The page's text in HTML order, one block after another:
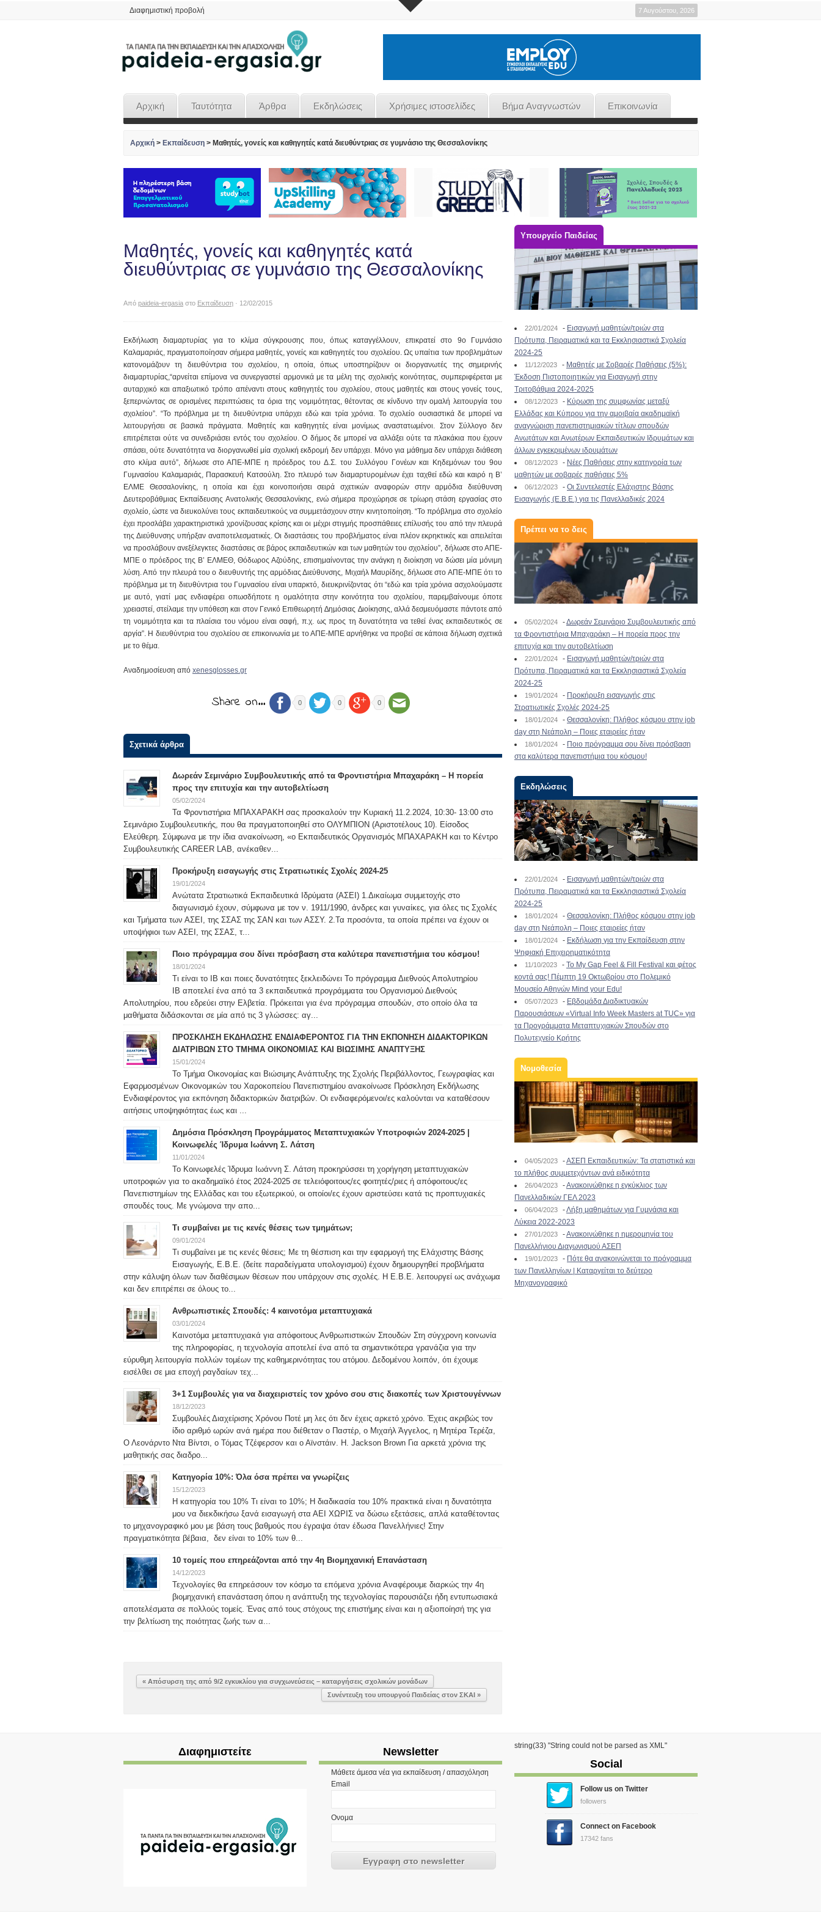
Διαφημιστική προβολή 7 Αυγούστου, 2026
Αρχική Ταυτότητα Άρθρα Εκδηλώσεις Χρήσιμες ιστοσελίδες Βήμα Αναγνωστών Επικοινωνία
Αρχική > Εκπαίδευση > Μαθητές, γονείς και καθηγητές κατά διευθύντριας σε γυμνάσιο της Θεσσαλονίκης
Μαθητές, γονείς και καθηγητές κατά
διευθύντριας σε γυμνάσιο της Θεσσαλονίκης
Από paideia-ergasia στο Εκπαίδευση · 12/02/2015
Εκδήλωση διαμαρτυρίας για το κλίμα σύγκρουσης που, όπως καταγγέλλουν, επικρατεί στο 9ο Γυμνάσιο
Καλαμαριάς, πραγματοποίησαν σήμερα μαθητές, γονείς και καθηγητές του σχολείου. Ως υπαίτια των προβλημάτων
κατονομάζουν τη διευθύντρια του σχολείου, η οποία, όπως υποστηρίζουν οι διοργανωτές της σημερινής
διαμαρτυρίας,“αρνείται επίμονα να συνεργαστεί αρμονικά με τα μέλη της σχολικής κοινότητας, συμπεριφέρεται με
αυταρχικό και απαξιωτικό τρόπο απέναντι στους καθηγητές του σχολείου, στους μαθητές και στους γονείς τους,
ξεπερνώντας σε ορισμένες περιπτώσεις τα όρια της νομιμότητας, θέτοντας σε κίνδυνο την ομαλή λειτουργία του
σχολείου”. “Το πρόβλημα με τη διευθύντρια υπάρχει εδώ και τρία χρόνια. Το σχολείο ουσιαστικά δε μπορεί να
λειτουργήσει σε βασικά πράγματα. Μαθητές και καθηγητές είναι μονίμως αναστατωμένοι. Στον Σύλλογο δεν
επιτρέπεται ούτε να συνεδριάσει εντός του σχολείου. Ο δήμος δε μπορεί να αλλάξει ούτε τα πλακάκια που έχουν
σπάσει, ούτε δυνατότητα να διοργανωθεί μία σχολική εκδρομή δεν υπάρχει. Μόνο για μάθημα δεν υπάρχει διάθεση
στο κλίμα αυτό”, δήλωσε στο ΑΠΕ-ΜΠΕ η πρόεδρος του Δ.Σ. του Συλλόγου Γονέων και Κηδεμόνων του 9ου
Γυμνασίου Καλαμαριάς, Παρασκευή Κατσούλη. Στο πλευρό των διαμαρτυρομένων έχει ταχθεί εδώ και καιρό η Β’
ΕΛΜΕ Θεσσαλονίκης, η οποία και έχει κοινοποιήσει σειρά σχετικών αναφορών στην αρμόδια διεύθυνση
Δευτεροβάθμιας Εκπαίδευσης Ανατολικής Θεσσαλονίκης, ενώ σήμερα προχώρησε σε τρίωρη στάση εργασίας στο
σχολείο, ώστε να διευκολύνει τους εκπαιδευτικούς να συμμετάσχουν στην κινητοποίηση. “Το πρόβλημα στο σχολείο
έχει προσλάβει χαρακτηριστικά χρονίζουσας κρίσης και οι μέχρι στιγμής προσπάθειες επίλυσής του από την πλευρά
της Διεύθυνσης υπήρξαν αναποτελεσματικές. Οι διαστάσεις του προβλήματος είναι πλέον εκρηκτικές και απειλείται
να προσλάβουν ανεξέλεγκτες διαστάσεις σε βάρος εκπαιδευτικών και των μαθητών του σχολείου”, δήλωσε στο ΑΠΕ-
ΜΠΕ ο πρόεδρος της Β’ ΕΛΜΕΘ, Θόδωρος Αζούδης, επισημαίνοντας την ανάγκη η διοίκηση να δώσει μία μόνιμη
λύση. Από την πλευρά του ο διευθυντής της αρμόδιας Διεύθυνσης, Μιχαήλ Μαυρίδης, δήλωσε στο ΑΠΕ-ΜΠΕ ότι το
πρόβλημα με τη διευθύντρια του Γυμνασίου είναι υπαρκτό, διευκρινίζοντας ότι “εδώ και τρία χρόνια ασχολούμαστε
με αυτό, γιατί μας ενδιαφέρει οπωσδήποτε η ομαλότητα στην κοινότητα του σχολείου, παρεμβαίνουμε όποτε
χρειαστεί, στείλαμε την υπόθεση και στον Γενικό Επιθεωρητή ∆ηµόσιας ∆ιοίκησης, αλλά δεσμευόμαστε πάντοτε από
τη νομιμότητα και τα πλαίσια του νόμου είναι σαφή, π.χ. ως προς τη δυνατότητα να τεθεί ένας εκπαιδευτικός σε
αργία”. Η διευθύντρια του σχολείου σε επικοινωνία με το ΑΠΕ-ΜΠΕ αρνήθηκε να προβεί σε κάποια δήλωση σχετικά
με το θέμα.
Αναδημοσίευση από xenesglosses.gr
Share on… 0 0 0
Σχετικά άρθρα
Δωρεάν Σεμινάριο Συμβουλευτικής από τα Φροντιστήρια Μπαχαράκη – Η πορεία
προς την επιτυχία και την αυτοβελτίωση
05/02/2024
Τα Φροντιστήρια ΜΠΑΧΑΡΑΚΗ σας προσκαλούν την Κυριακή 11.2.2024, 10:30- 13:00 στο
Σεμινάριο Συμβουλευτικής, που θα πραγματοποιηθεί στο ΟΛΥΜΠΙΟΝ (Αριστοτέλους 10). Είσοδος
Ελεύθερη. Σύμφωνα με την ίδια ανακοίνωση, «ο Εκπαιδευτικός Οργανισμός ΜΠΑΧΑΡΑΚΗ και το Κέντρο
Συμβουλευτικής CAREER LAB, ανέκαθεν...
Προκήρυξη εισαγωγής στις Στρατιωτικές Σχολές 2024-25
19/01/2024
Ανώτατα Στρατιωτικά Εκπαιδευτικά Ιδρύματα (ΑΣΕΙ) 1.Δικαίωμα συμμετοχής στο
διαγωνισμό έχουν, σύμφωνα με τον ν. 1911/1990, άνδρες και γυναίκες, για όλες τις Σχολές
και Τμήματα των ΑΣΕΙ, της ΣΣΑΣ της ΣΑΝ και των ΑΣΣΥ. 2.Τα προσόντα, τα οποία πρέπει να έχουν οι
υποψήφιοι των ΑΣΕΙ, της ΣΣΑΣ, τ...
Ποιο πρόγραμμα σου δίνει πρόσβαση στα καλύτερα πανεπιστήμια του κόσμου!
18/01/2024
Τι είναι το IB και ποιες δυνατότητες ξεκλειδώνει Το πρόγραμμα Διεθνούς Απολυτηρίου
IB αποτελεί ένα από τα 3 εκπαιδευτικά προγράμματα του Οργανισμού Διεθνούς
Απολυτηρίου, που εδρεύει στην Ελβετία. Πρόκειται για ένα πρόγραμμα σπουδών, στο οποίο όλα τα
μαθήματα διδάσκονται σε μία από τις 3 γλώσσες: αγ...
ΠΡΟΣΚΛΗΣΗ ΕΚΔΗΛΩΣΗΣ ΕΝΔΙΑΦΕΡΟΝΤΟΣ ΓΙΑ ΤΗΝ ΕΚΠΟΝΗΣΗ ΔΙΔΑΚΤΟΡΙΚΩΝ
ΔΙΑΤΡΙΒΩΝ ΣΤΟ ΤΜΗΜΑ ΟΙΚΟΝΟΜΙΑΣ ΚΑΙ ΒΙΩΣΙΜΗΣ ΑΝΑΠΤΥΞΗΣ
15/01/2024
Το Τμήμα Οικονομίας και Βιώσιμης Ανάπτυξης της Σχολής Περιβάλλοντος, Γεωγραφίας και
Εφαρμοσμένων Οικονομικών του Χαροκοπείου Πανεπιστημίου ανακοίνωσε Πρόσκληση Εκδήλωσης
Ενδιαφέροντος για εκπόνηση διδακτορικών διατριβών. Οι ενδιαφερόμενοι/ες καλούνται να καταθέσουν
αιτήσεις υποψηφιότητας έως και ...
Δημόσια Πρόσκληση Προγράμματος Μεταπτυχιακών Υποτροφιών 2024-2025 |
Κοινωφελές Ίδρυμα Ιωάννη Σ. Λάτση
11/01/2024
Το Κοινωφελές Ίδρυμα Ιωάννη Σ. Λάτση προκηρύσσει τη χορήγηση μεταπτυχιακών
υποτροφιών για το ακαδημαϊκό έτος 2024-2025 σε τελειόφοιτους/ες φοιτητές/ριες ή απόφοιτους/ες
Πανεπιστημίων της Ελλάδας και του εξωτερικού, οι οποίοι/ες έχουν αριστεύσει κατά τις προπτυχιακές
σπουδές τους. Με γνώμονα την απο...
Τι συμβαίνει με τις κενές θέσεις των τμημάτων;
09/01/2024
Τι συμβαίνει με τις κενές θέσεις; Με τη θέσπιση και την εφαρμογή της Ελάχιστης Βάσης
Εισαγωγής, Ε.Β.Ε. (δείτε παραδείγματα υπολογισμού) έχουν δημιουργηθεί προβλήματα
στην κάλυψη όλων των διαθέσιμων θέσεων που υπάρχουν στις σχολές. Η Ε.Β.Ε. λειτουργεί ως ανάχωμα
και δεν επιτρέπει σε όλους το...
Ανθρωπιστικές Σπουδές: 4 καινοτόμα μεταπτυχιακά
03/01/2024
Καινοτόμα μεταπτυχιακά για απόφοιτους Ανθρωπιστικών Σπουδών Στη σύγχρονη κοινωνία
της πληροφορίας, η τεχνολογία αποτελεί ένα από τα σημαντικότερα γρανάζια για την
εύρυθμη λειτουργία πολλών τομέων της καθημερινότητας του ατόμου. Δεδομένου λοιπόν, ότι έχουμε
εισέλθει σε μια εποχή ραγδαίων τεχ...
3+1 Συμβουλές για να διαχειριστείς τον χρόνο σου στις διακοπές των Χριστουγέννων
18/12/2023
Συμβουλές Διαχείρισης Χρόνου Ποτέ μη λες ότι δεν έχεις αρκετό χρόνο. Έχεις ακριβώς τον
ίδιο αριθμό ωρών ανά ημέρα που διέθεταν ο Παστέρ, ο Μιχαήλ Άγγελος, η Μητέρα Τερέζα,
Ο Λεονάρντο Ντα Βίντσι, ο Τόμας Τζέφερσον και ο Αϊνστάιν. H. Jackson Brown Για αρκετά χρόνια της
μαθητικής σας διαδρο...
Κατηγορία 10%: Όλα όσα πρέπει να γνωρίζεις
15/12/2023
Η κατηγορία του 10% Τι είναι το 10%; Η διαδικασία του 10% πρακτικά είναι η δυνατότητα
μου να διεκδικήσω ξανά εισαγωγή στα ΑΕΙ ΧΩΡΙΣ να δώσω εξετάσεις, απλά καταθέτοντας
το μηχανογραφικό μου με βάση τους βαθμούς που έγραψα όταν έδωσα Πανελλήνιες! Στην
πραγματικότητα βέβαια, δεν είναι το 10% των θ...
10 τομείς που επηρεάζονται από την 4η Βιομηχανική Επανάσταση
14/12/2023
Τεχνολογίες θα επηρεάσουν τον κόσμο τα επόμενα χρόνια Αναφέρουμε διαρκώς την 4η
βιομηχανική επανάσταση όπου η ανάπτυξη της τεχνολογίας παρουσιάζει ήδη εντυπωσιακά
αποτελέσματα σε πολλούς τομείς. Ένας από τους στόχους της επιστήμης είναι και η αξιοποίησή της για
την βελτίωση της ποιότητας ζωής των α...
« Απόσυρση της από 9/2 εγκυκλίου για συγχωνεύσεις – καταργήσεις σχολικών μονάδων
Συνέντευξη του υπουργού Παιδείας στον ΣΚΑΙ »
Υπουργείο Παιδείας
22/01/2024 - Εισαγωγή μαθητών/τριών στα
Πρότυπα, Πειραματικά και τα Εκκλησιαστικά Σχολεία
2024-25
11/12/2023 - Μαθητές με Σοβαρές Παθήσεις (5%):
Έκδοση Πιστοποιητικών για Εισαγωγή στην
Τριτοβάθμια 2024-2025
08/12/2023 - Κύρωση της συμφωνίας μεταξύ
Ελλάδας και Κύπρου για την αμοιβαία ακαδημαϊκή
αναγνώριση πανεπιστημιακών τίτλων σπουδών
Ανωτάτων και Ανωτέρων Εκπαιδευτικών Ιδρυμάτων και
άλλων εγκεκριμένων ιδρυμάτων
08/12/2023 - Νέες Παθήσεις στην κατηγορία των
μαθητών με σοβαρές παθήσεις 5%
06/12/2023 - Οι Συντελεστές Ελάχιστης Βάσης
Εισαγωγής (Ε.Β.Ε.) για τις Πανελλαδικές 2024
Πρέπει να το δεις
05/02/2024 -Δωρεάν Σεμινάριο Συμβουλευτικής από
τα Φροντιστήρια Μπαχαράκη – Η πορεία προς την
επιτυχία και την αυτοβελτίωση
22/01/2024 - Εισαγωγή μαθητών/τριών στα
Πρότυπα, Πειραματικά και τα Εκκλησιαστικά Σχολεία
2024-25
19/01/2024 - Προκήρυξη εισαγωγής στις
Στρατιωτικές Σχολές 2024-25
18/01/2024 - Θεσσαλονίκη: Πλήθος κόσμου στην job
day στη Νεάπολη – Ποιες εταιρείες ήταν
18/01/2024 - Ποιο πρόγραμμα σου δίνει πρόσβαση
στα καλύτερα πανεπιστήμια του κόσμου!
Εκδηλώσεις
22/01/2024 - Εισαγωγή μαθητών/τριών στα
Πρότυπα, Πειραματικά και τα Εκκλησιαστικά Σχολεία
2024-25
18/01/2024 - Θεσσαλονίκη: Πλήθος κόσμου στην job
day στη Νεάπολη – Ποιες εταιρείες ήταν
18/01/2024 - Εκδήλωση για την Εκπαίδευση στην
Ψηφιακή Επιχειρηματικότητα
11/10/2023 - To My Gap Feel & Fill Festival και φέτος
κοντά σας! Πέμπτη 19 Οκτωβρίου στο Πολεμικό
Μουσείο Αθηνών Mind your Edu!
05/07/2023 - Εβδομάδα Διαδικτυακών
Παρουσιάσεων «Virtual Info Week Masters at TUC» για
τα Προγράμματα Μεταπτυχιακών Σπουδών στο
Πολυτεχνείο Κρήτης
Νομοθεσία
04/05/2023 -ΑΣΕΠ Εκπαιδευτικών: Τα στατιστικά και
το πλήθος συμμετεχόντων ανά ειδικότητα
26/04/2023 -Ανακοινώθηκε η εγκύκλιος των
Πανελλαδικών ΓΕΛ 2023
06/04/2023 -Λήξη μαθημάτων για Γυμνάσια και
Λύκεια 2022-2023
27/01/2023 -Ανακοινώθηκε η ημερομηνία του
Πανελλήνιου Διαγωνισμού ΑΣΕΠ
19/01/2023 - Πότε θα ανακοινώνεται το πρόγραμμα
των Πανελληνίων | Καταργείται το δεύτερο
Μηχανογραφικό
Διαφημιστείτε Newsletter
Μάθετε άμεσα νέα για εκπαίδευση / απασχόληση
Email
Ονομα
string(33) "String could not be parsed as XML"
Social
Follow us on Twitter
followers
Connect on Facebook
17342 fans